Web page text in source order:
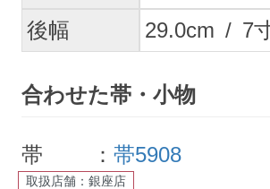
後幅
29.0cm / 7
合わせた帯・小物
帯 ：帯5908
取扱店舗：銀座店